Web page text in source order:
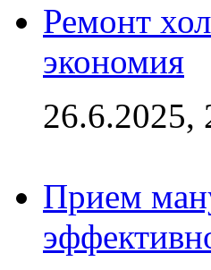
Ремонт
экономия
26.6.2025,
Прием